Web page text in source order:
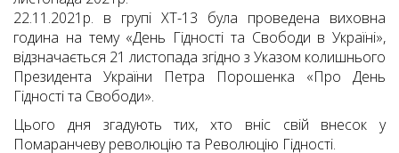
22.11.2021р. в групі ХТ-13 була проведена виховна
година на тему «День Гідності та Свободи в Україні»,
відзначається 21 листопада згідно з Указом колишнього
Президента України Петра Порошенка «Про День
Гідності та Свободи».
Цього дня згадують тих, хто вніс свій внесок у
Помаранчеву революцію та Революцію Гідності.